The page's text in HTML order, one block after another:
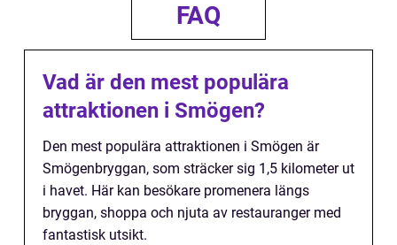
FAQ
Vad är den mest populära
attraktionen i Smögen?
Den mest populära attraktionen i Smögen är
Smögenbryggan, som sträcker sig 1,5 kilometer ut
i havet. Här kan besökare promenera längs
bryggan, shoppa och njuta av restauranger med
fantastisk utsikt.